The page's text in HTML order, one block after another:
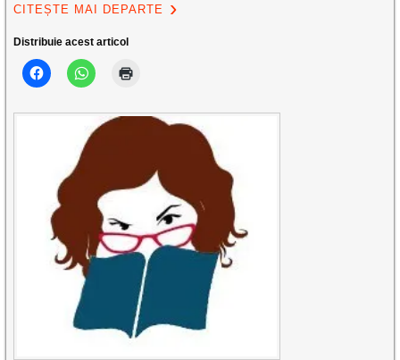
CITEȘTE MAI DEPARTE
Distribuie acest articol